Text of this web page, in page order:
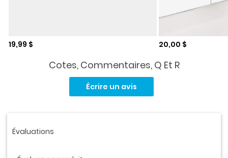
Prix de solde
19,99 $ Prix de solde
20,00 $
Cotes, Commentaires, Q Et R
la
Écrire un avis